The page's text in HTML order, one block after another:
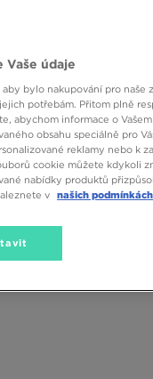
Pohlaví
SALE (0)
Vaše údaje
aby bylo nakupování pro
potřebám. Přitom plně
abychom informace o
obsahu speciálně pro
reklamy nebo k
cookie můžete kdykoli
nabídky produktů
v našich